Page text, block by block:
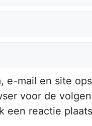
e-mail en site
voor de
een reactie